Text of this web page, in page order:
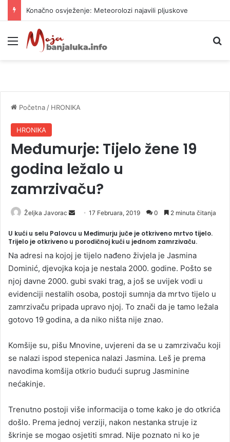
Konačno osvježenje: Meteorolozi najavili pljuskove
Meni
Početna / HRONIKA
HRONIKA
Međumurje: Tijelo žene 19
godina ležalo u
zamrzivaču?
Željka Javorac
n
a
e
m
a
i
17 Februara, 2019 0 2 minuta čitanja
U kući u selu Palovcu u Međimurju juče je otkriveno mrtvo tijelo.
Trijelo je otkriveno u porodičnoj kući u jednom zamrzivaču.
Na adresi na kojoj je tijelo nađeno živjela je Jasmina
Dominić, djevojka koja je nestala 2000. godine. Pošto se
njoj davne 2000. gubi svaki trag, a još se uvijek vodi u
evidenciji nestalih osoba, postoji sumnja da mrtvo tijelo u
zamrzivaču pripada upravo njoj. To znači da je tamo ležala
gotovo 19 godina, a da niko ništa nije znao.
Komšije su, pišu Mnovine, uvjereni da se u zamrzivaču koji
se nalazi ispod stepenica nalazi Jasmina. Leš je prema
navodima komšija otkrio budući suprug Jasminine
nećakinje.
Trenutno postoji više informacija o tome kako je do otkrića
došlo. Prema jednoj verziji, nakon nestanka struje iz
škrinje se mogao osjetiti smrad. Nije poznato ni ko je